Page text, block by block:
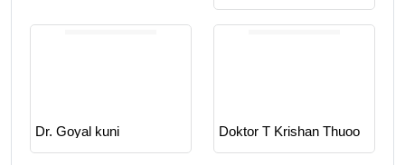
Dr. Goyal kuni Doktor T Krishan Thuoo